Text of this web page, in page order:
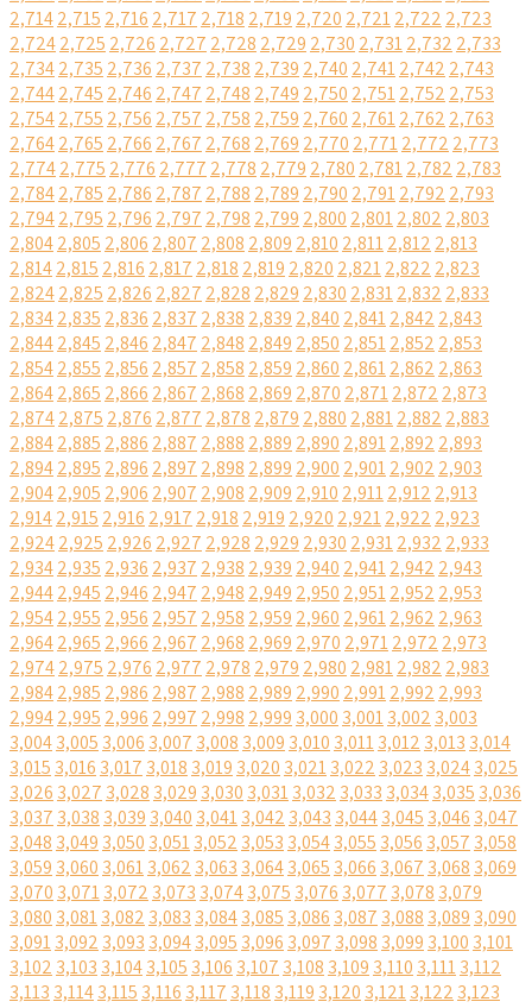
2,7142,715 2,716 2,717 2,718 2,719 2,720 2,7212,722 2,723
2,7242,725 2,726 2,727 2,728 2,729 2,730 2,7312,732 2,733
2,7342,735 2,736 2,737 2,738 2,739 2,740 2,7412,742 2,743
2,7442,745 2,746 2,747 2,748 2,749 2,750 2,7512,752 2,753
2,7542,755 2,756 2,757 2,758 2,759 2,760 2,7612,762 2,763
2,7642,765 2,766 2,767 2,768 2,769 2,770 2,7712,772 2,773
2,7742,775 2,776 2,777 2,778 2,779 2,780 2,7812,782 2,783
2,7842,785 2,786 2,787 2,788 2,789 2,790 2,7912,792 2,793
2,7942,795 2,796 2,797 2,798 2,799 2,800 2,8012,802 2,803
2,8042,805 2,806 2,807 2,808 2,809 2,810 2,8112,812 2,813
2,8142,815 2,816 2,817 2,818 2,819 2,820 2,8212,822 2,823
2,8242,825 2,826 2,827 2,828 2,829 2,830 2,8312,832 2,833
2,8342,835 2,836 2,837 2,838 2,839 2,840 2,8412,842 2,843
2,8442,845 2,846 2,847 2,848 2,849 2,850 2,8512,852 2,853
2,8542,855 2,856 2,857 2,858 2,859 2,860 2,8612,862 2,863
2,8642,865 2,866 2,867 2,868 2,869 2,870 2,8712,872 2,873
2,8742,875 2,876 2,877 2,878 2,879 2,880 2,8812,882 2,883
2,8842,885 2,886 2,887 2,888 2,889 2,890 2,8912,892 2,893
2,8942,895 2,896 2,897 2,898 2,899 2,900 2,9012,902 2,903
2,9042,905 2,906 2,907 2,908 2,909 2,910 2,9112,912 2,913
2,9142,915 2,916 2,917 2,918 2,919 2,920 2,9212,922 2,923
2,9242,925 2,926 2,927 2,928 2,929 2,930 2,9312,932 2,933
2,9342,935 2,936 2,937 2,938 2,939 2,940 2,9412,942 2,943
2,9442,945 2,946 2,947 2,948 2,949 2,950 2,9512,952 2,953
2,9542,955 2,956 2,957 2,958 2,959 2,960 2,9612,962 2,963
2,9642,965 2,966 2,967 2,968 2,969 2,970 2,9712,972 2,973
2,9742,975 2,976 2,977 2,978 2,979 2,980 2,9812,982 2,983
2,9842,985 2,986 2,987 2,988 2,989 2,990 2,9912,992 2,993
2,9942,995 2,996 2,997 2,998 2,999 3,000 3,0013,002 3,003
3,0043,005 3,006 3,007 3,008 3,009 3,010 3,0113,012 3,013 3,014
3,015 3,016 3,017 3,018 3,019 3,020 3,0213,022 3,023 3,0243,025
3,026 3,027 3,028 3,029 3,030 3,0313,032 3,033 3,0343,035 3,036
3,037 3,038 3,039 3,040 3,0413,042 3,043 3,0443,045 3,046 3,047
3,048 3,049 3,050 3,0513,052 3,053 3,0543,055 3,056 3,057 3,058
3,059 3,060 3,0613,062 3,063 3,0643,065 3,066 3,067 3,068 3,069
3,070 3,0713,072 3,073 3,0743,075 3,076 3,077 3,078 3,079
3,080 3,0813,082 3,083 3,0843,085 3,086 3,087 3,088 3,089 3,090
3,0913,092 3,093 3,0943,095 3,096 3,097 3,098 3,099 3,100 3,101
3,102 3,103 3,1043,105 3,106 3,107 3,108 3,109 3,110 3,1113,112
3,113 3,1143,115 3,116 3,117 3,118 3,119 3,120 3,1213,122 3,123